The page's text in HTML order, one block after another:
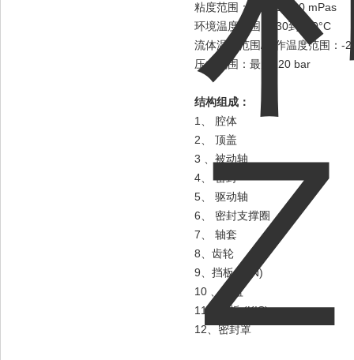
粘度范围：10到 1,000 mPas
环境温度范围：-30到+60°C
流体温度范围/工作温度范围：-
压力范围：最大120 bar
结构组成：
1、 腔体
2、 顶盖
3 、被动轴
4、 密封
5、 驱动轴
6、 密封支撑圈
7、 轴套
8、齿轮
9、挡板 (KIN)
10 、后盖
11、挡板 (KIS)
12、密封罩